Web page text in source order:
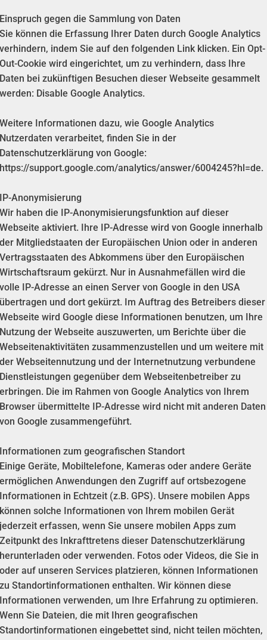
Einspruch gegen die Sammlung von Daten
Sie können die Erfassung Ihrer Daten durch Google Analytics
verhindern, indem Sie auf den folgenden Link klicken. Ein Opt-
Out-Cookie wird eingerichtet, um zu verhindern, dass Ihre
Daten bei zukünftigen Besuchen dieser Webseite gesammelt
werden: Disable Google Analytics.
Weitere Informationen dazu, wie Google Analytics
Nutzerdaten verarbeitet, finden Sie in der
Datenschutzerklärung von Google:
https://support.google.com/analytics/answer/6004245?hl=de.
IP-Anonymisierung
Wir haben die IP-Anonymisierungsfunktion auf dieser
Webseite aktiviert. Ihre IP-Adresse wird von Google innerhalb
der Mitgliedstaaten der Europäischen Union oder in anderen
Vertragsstaaten des Abkommens über den Europäischen
Wirtschaftsraum gekürzt. Nur in Ausnahmefällen wird die
volle IP-Adresse an einen Server von Google in den USA
übertragen und dort gekürzt. Im Auftrag des Betreibers dieser
Webseite wird Google diese Informationen benutzen, um Ihre
Nutzung der Webseite auszuwerten, um Berichte über die
Webseitenaktivitäten zusammenzustellen und um weitere mit
der Webseitennutzung und der Internetnutzung verbundene
Dienstleistungen gegenüber dem Webseitenbetreiber zu
erbringen. Die im Rahmen von Google Analytics von Ihrem
Browser übermittelte IP-Adresse wird nicht mit anderen Daten
von Google zusammengeführt.
Informationen zum geografischen Standort
Einige Geräte, Mobiltelefone, Kameras oder andere Geräte
ermöglichen Anwendungen den Zugriff auf ortsbezogene
Informationen in Echtzeit (z.B. GPS). Unsere mobilen Apps
können solche Informationen von Ihrem mobilen Gerät
jederzeit erfassen, wenn Sie unsere mobilen Apps zum
Zeitpunkt des Inkrafttretens dieser Datenschutzerklärung
herunterladen oder verwenden. Fotos oder Videos, die Sie in
oder auf unseren Services platzieren, können Informationen
zu Standortinformationen enthalten. Wir können diese
Informationen verwenden, um Ihre Erfahrung zu optimieren.
Wenn Sie Dateien, die mit Ihren geografischen
Standortinformationen eingebettet sind, nicht teilen möchten,